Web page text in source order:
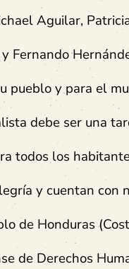
Aguilar,
Fernando
pueblo y para el
debe ser una
todos los
y cuentan con
de Honduras
de Derechos